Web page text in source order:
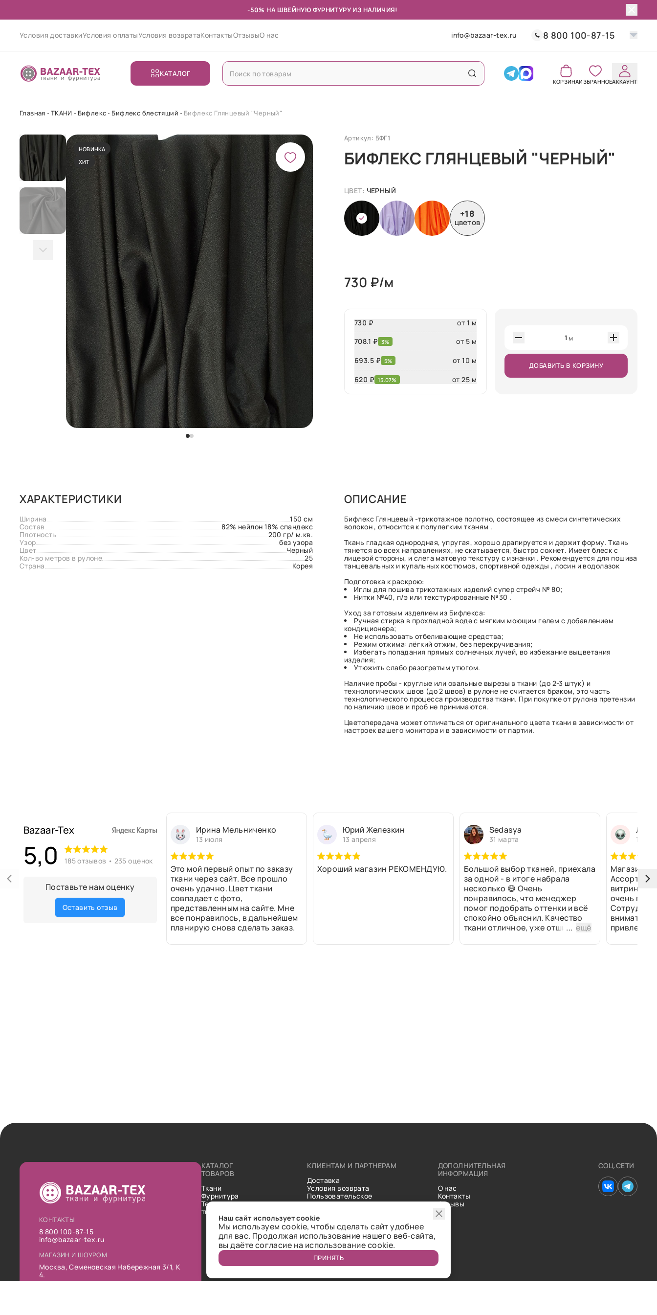
-50% НА ШВЕЙНУЮ ФУРНИТУРУ ИЗ НАЛИЧИЯ!
Условия доставкиУсловия оплатыУсловия возвратаКонтактыОтзывыО нас info@bazaar-tex.ru 8 800 100-87-15
КАТАЛОГ
КОРЗИНАИЗБРАННОЕАККАУНТ
Главная ТКАНИ Бифлекс Бифлекс блестящий Бифлекс Глянцевый "Черный"
НОВИНКА
ХИТ
Артикул: БФГ1
БИФЛЕКС ГЛЯНЦЕВЫЙ "ЧЕРНЫЙ"
ЦВЕТ: ЧЕРНЫЙ
+18
цветов
730 ₽/м
730 ₽
от 1 м
708.1 ₽ 3% от 5 м
693.5 ₽ 5% от 10 м
620 ₽ 15.07% от 25 м
1 м
ДОБАВИТЬ В КОРЗИНУ
ХАРАКТЕРИСТИКИ
Ширина
150 см
Состав
82% нейлон 18% спандекс
Плотность
200 гр/ м.кв.
Узор
без узора
Цвет
Черный
Кол-во метров в рулоне
25
Страна
Корея
ОПИСАНИЕ
Бифлекс Глянцевый -трикотажное полотно, состоящее из смеси синтетических
волокон , относится к полулегким тканям .
Ткань гладкая однородная, упругая, хорошо драпируется и держит форму. Ткань
тянется во всех направлениях, не скатывается, быстро сохнет. Имеет блеск с
лицевой стороны, и слега матовую текстуру с изнанки . Рекомендуется для пошива
танцевальных и купальных костюмов, спортивной одежды , лосин и водолазок
Подготовка к раскрою:
Иглы для пошива трикотажных изделий супер стрейч № 80;
Нитки №40, п/э или текстурированные №30 .
Уход за готовым изделием из Бифлекса:
Ручная стирка в прохладной воде с мягким моющим гелем с добавлением
кондиционера;
Не использовать отбеливающие средства;
Режим отжима: лёгкий отжим, без перекручивания;
Избегать попадания прямых солнечных лучей, во избежание выцветания
изделия;
Утюжить слабо разогретым утюгом.
Наличие пробы - круглые или овальные вырезы в ткани (до 2-3 штук) и
технологических швов (до 2 швов) в рулоне не считается браком, это часть
технологического процесса производства ткани. При покупке от рулона претензии
по наличию швов и проб не принимаются.
Цветопередача может отличаться от оригинального цвета ткани в зависимости от
настроек вашего монитора и в зависимости от партии.
Bazaar-Tex
5,0 185 отзывов • 235 оценок
Поставьте нам оценку
Оставить отзыв
Ирина Мельниченко
13 июля
Это мой первый опыт по заказу
ткани через сайт. Все прошло
очень удачно. Цвет ткани
совпадает с фото,
представленным на сайте. Мне
все понравилось, в дальнейшем
планирую снова сделать заказ.
Юрий Железкин
13 апреля
Хороший магазин РЕКОМЕНДУЮ.
Sedasya
31 марта
Большой выбор тканей, приехала
за одной - в итоге набрала
несколько 😄 Очень
понравилось, что менеджер
помог подобрать оттенки и всё
спокойно объяснил. Качество
ткани отличное, уже отшили...ещё
13
Магазин
витринах
очень
привлек
рулоны
КОНТАКТЫ
8 800 100-87-15
info@bazaar-tex.ru
МАГАЗИН И ШОУРОМ
Москва, Семеновская Набережная 3/1, К
4.
КАТАЛОГ
ТОВАРОВ
Ткани
Фурнитура
Технические
ткани
КЛИЕНТАМ И ПАРТНЕРАМ
Доставка
Условия возврата
Пользовательское
соглашение
Статьи
ДОПОЛНИТЕЛЬНАЯ
ИНФОРМАЦИЯ
О нас
Контакты
Отзывы
СОЦ.СЕТИ
Наш сайт использует cookie
Мы используем cookie, чтобы сделать сайт удобнее
для вас. Продолжая использование нашего веб-сайта,
вы даёте согласие на использование cookie.
ПРИНЯТЬ